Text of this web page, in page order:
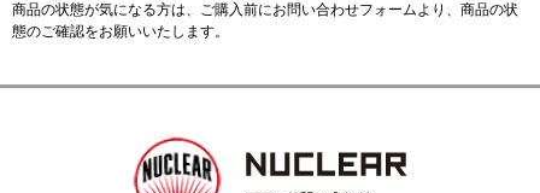
商品の状態が気になる方は、ご購入前にお問い合わせフォームより、商品の状
態のご確認をお願いいたします。